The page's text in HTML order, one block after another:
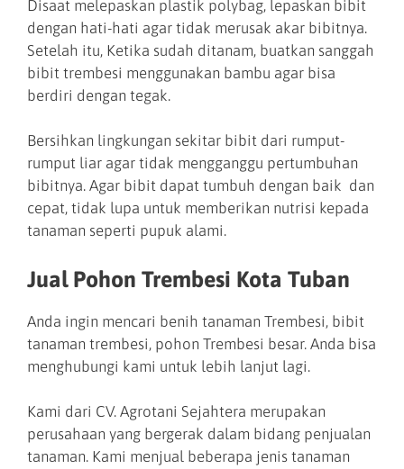
Disaat melepaskan plastik polybag, lepaskan bibit
dengan hati-hati agar tidak merusak akar bibitnya.
Setelah itu, Ketika sudah ditanam, buatkan sanggah
bibit trembesi menggunakan bambu agar bisa
berdiri dengan tegak.
Bersihkan lingkungan sekitar bibit dari rumput-
rumput liar agar tidak mengganggu pertumbuhan
bibitnya. Agar bibit dapat tumbuh dengan baik dan
cepat, tidak lupa untuk memberikan nutrisi kepada
tanaman seperti pupuk alami.
Jual Pohon Trembesi Kota Tuban
Anda ingin mencari benih tanaman Trembesi, bibit
tanaman trembesi, pohon Trembesi besar. Anda bisa
menghubungi kami untuk lebih lanjut lagi.
Kami dari CV. Agrotani Sejahtera merupakan
perusahaan yang bergerak dalam bidang penjualan
tanaman. Kami menjual beberapa jenis tanaman